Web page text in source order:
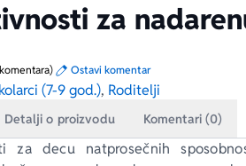
za
Ostavi komentar
(7-9 god.), Roditelji
Detalji o proizvodu Komentari (0)
za decu natprosečnih